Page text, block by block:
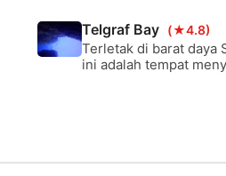
Telgraf Bay (★4.8)
Terletak di barat daya
ini adalah tempat